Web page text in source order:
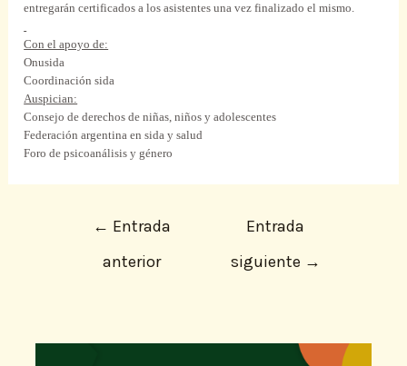
entregaráncertificados a los asistentesuna vez finalizado el mismo.
Con el apoyo de:
Onusida
Coordinaciónsida
Auspician:
Consejo de derechos de niñas, niños yadolescentes
Federación argentina ensida y salud
Foro de psicoanálisis y género
← Entrada
anterior
Entrada
siguiente →